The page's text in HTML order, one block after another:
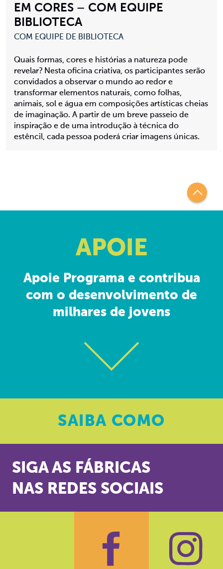
EM CORES – COM EQUIPE
BIBLIOTECA
COM EQUIPE DE BIBLIOTECA
Quais formas, cores e histórias a natureza pode
revelar? Nesta oficina criativa, os participantes serão
convidados a observar o mundo ao redor e
transformar elementos naturais, como folhas,
animais, sol e água em composições artísticas cheias
de imaginação. A partir de um breve passeio de
inspiração e de uma introdução à técnica do
estêncil, cada pessoa poderá criar imagens únicas.
APOIE
Apoie Programa e contribua
com o desenvolvimento de
milhares de jovens
SAIBA COMO
SIGA AS FÁBRICAS
NAS REDES SOCIAIS